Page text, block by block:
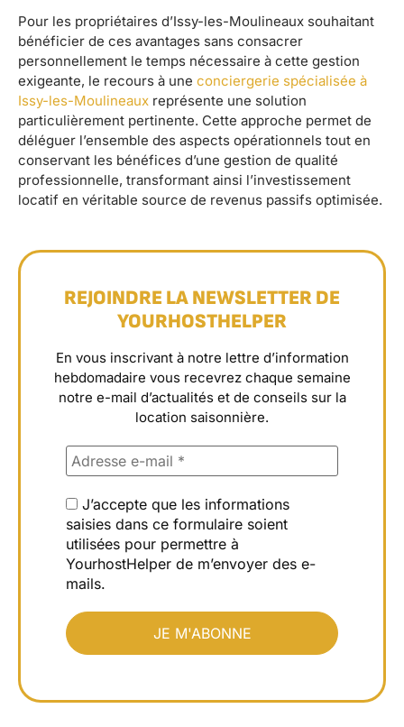
Pour les propriétaires d’Issy-les-Moulineaux souhaitant
bénéficier de ces avantages sans consacrer
personnellement le temps nécessaire à cette gestion
exigeante, le recours à une conciergerie spécialisée à
Issy-les-Moulineaux représente une solution
particulièrement pertinente. Cette approche permet de
déléguer l’ensemble des aspects opérationnels tout en
conservant les bénéfices d’une gestion de qualité
professionnelle, transformant ainsi l’investissement
locatif en véritable source de revenus passifs optimisée.
REJOINDRE LA NEWSLETTER DE
YOURHOSTHELPER
En vous inscrivant à notre lettre d’information
hebdomadaire vous recevrez chaque semaine
notre e-mail d’actualités et de conseils sur la
location saisonnière.
J’accepte que les informations
saisies dans ce formulaire soient
utilisées pour permettre à
YourhostHelper de m’envoyer des e-
mails.